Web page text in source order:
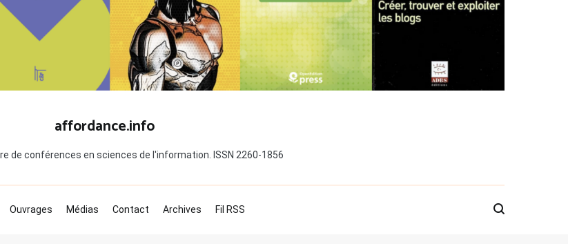
affordance.info
de conférences en sciences de l'information. ISSN 2260-1856
Ouvrages Médias Contact Archives Fil RSS